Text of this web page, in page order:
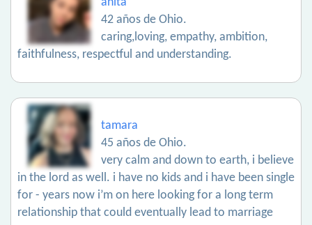
42 años de Ohio.
caring,loving, empathy, ambition,
faithfulness, respectful and understanding.
tamara
45 años de Ohio.
very calm and down to earth, i believe
in the lord as well. i have no kids and i have been single
for - years now i’m on here looking for a long term
relationship that could eventually lead to marriage